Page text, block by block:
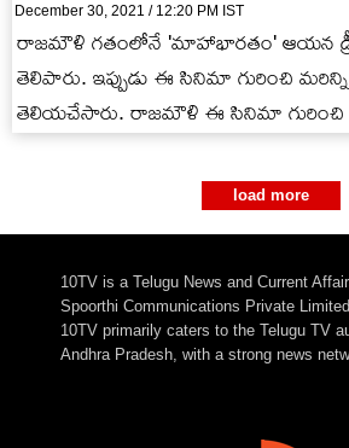
December 30, 2021 / 12:20 PM IST
రాజమౌళి గతంలోనే 'మాహాభారతం' ఆయన డ్రీం
తెలిపారు. ఇప్పుడు ఈ సినిమా గురించి
తెలియచేసారు. రాజమౌళి ఈ సినిమా గురించి
load more
10TV is a Telugu News and Current
Spoorthi Communications Private
10TV primarily caters to the Telugu TV
Andhra Pradesh, with a strong news